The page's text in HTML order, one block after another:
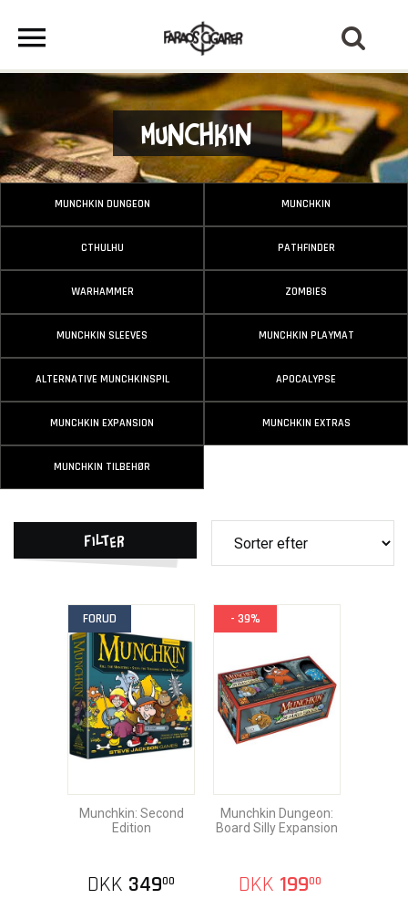
Munchkin
MUNCHKIN DUNGEON MUNCHKIN
CTHULHU PATHFINDER
WARHAMMER ZOMBIES
MUNCHKIN SLEEVES MUNCHKIN PLAYMAT
ALTERNATIVE MUNCHKINSPIL APOCALYPSE
MUNCHKIN EXPANSION MUNCHKIN EXTRAS
MUNCHKIN TILBEHØR
Filter
FORUD
Munchkin: Second
Edition
DKK 34900
- 39%
Munchkin Dungeon:
Board Silly Expansion
DKK 19900